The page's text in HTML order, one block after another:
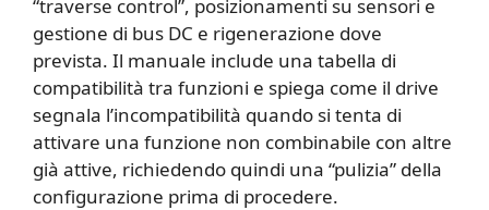
“traverse control”, posizionamenti su sensori e
gestione di bus DC e rigenerazione dove
prevista. Il manuale include una tabella di
compatibilità tra funzioni e spiega come il drive
segnala l’incompatibilità quando si tenta di
attivare una funzione non combinabile con altre
già attive, richiedendo quindi una “pulizia” della
configurazione prima di procedere.